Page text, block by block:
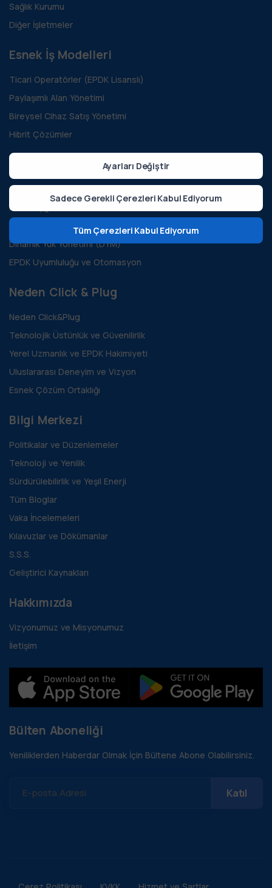
Sağlık Kurumu
Diğer İşletmeler
Esnek İş Modelleri
Ticari Operatörler (EPDK Lisanslı)
Paylaşımlı Alan Yönetimi
Bireysel Cihaz Satış Yönetimi
Hibrit Çözümler
Şarj Ağı Operasyonları ve Yönetimi
Mobil Uygulama ve Sürücü Yönetimi
Gelir ve Faturalama Yönetimi
Dinamik Yük Yönetimi (DYM)
EPDK Uyumluluğu ve Otomasyon
Neden Click & Plug
Neden Click&Plug
Teknolojik Üstünlük ve Güvenilirlik
Yerel Uzmanlık ve EPDK Hakimiyeti
Uluslararası Deneyim ve Vizyon
Esnek Çözüm Ortaklığı
Bilgi Merkezi
Politikalar ve Düzenlemeler
Teknoloji ve Yenilik
Sürdürülebilirlik ve Yeşil Enerji
Tüm Bloglar
Vaka İncelemeleri
Kılavuzlar ve Dökümanlar
S.S.S.
Geliştirici Kaynakları
Hakkımızda
Vizyonumuz ve Misyonumuz
İletişim
Bülten Aboneliği
Yeniliklerden Haberdar Olmak İçin Bültene Abone Olabilirsiniz.
E-posta Adresi
Ayarları Değiştir
Sadece Gerekli Çerezleri Kabul Ediyorum
Tüm Çerezleri Kabul Ediyorum